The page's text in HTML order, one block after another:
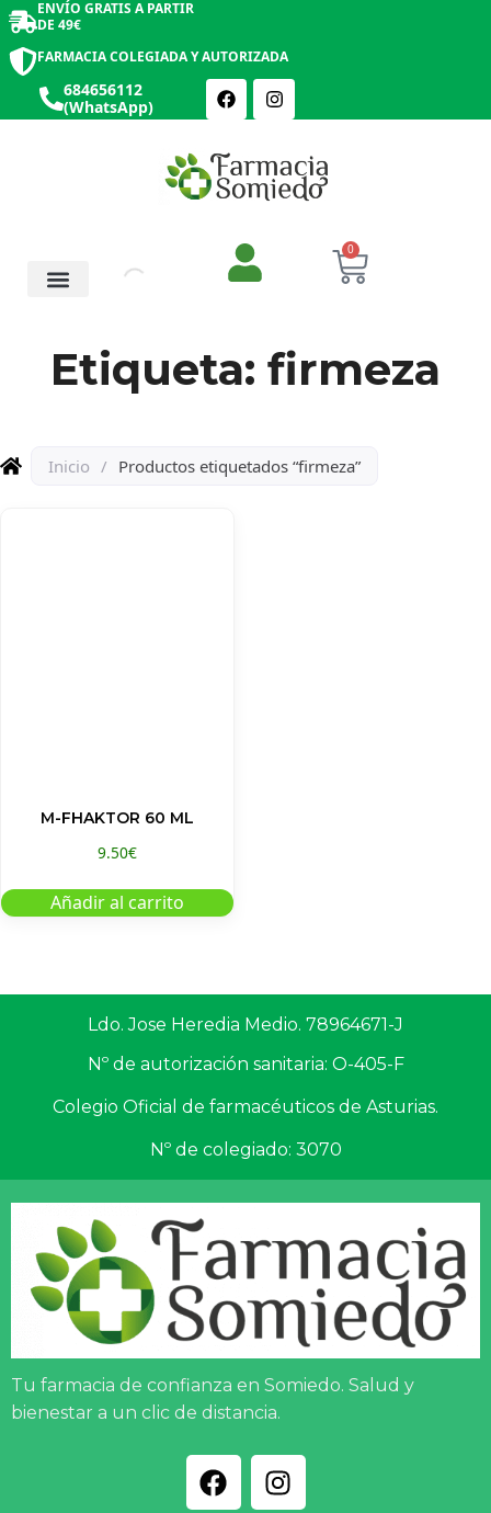
ENVÍO GRATIS A PARTIR
DE 49€
FARMACIA COLEGIADA Y AUTORIZADA
684656112
(WhatsApp)
0
Etiqueta: firmeza
Inicio / Productos etiquetados “firmeza”
M-FHAKTOR 60 ML
9.50€
Añadir al carrito
Ldo. Jose Heredia Medio. 78964671-J
Nº de autorización sanitaria: O-405-F
Colegio Oficial de farmacéuticos de Asturias.
Nº de colegiado: 3070
Tu farmacia de confianza en Somiedo. Salud y
bienestar a un clic de distancia.